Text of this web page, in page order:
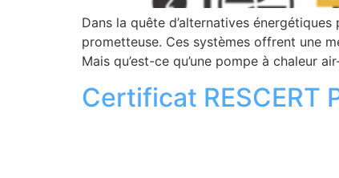
Dans la quête d’alternatives
prometteuse. Ces systèmes offrent une
Mais qu’est-ce qu’une pompe à chaleur
Certificat RESCERT